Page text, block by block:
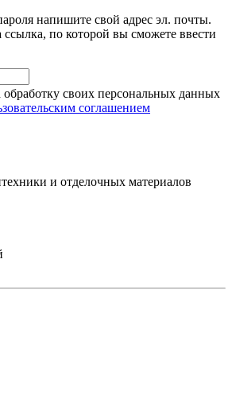
напишите свой адрес эл. почты.
ссылка, по которой вы сможете ввести
обработку своих персональных данных
соглашением
и отделочных материалов